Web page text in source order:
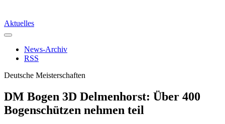
Aktuelles
News-Archiv
RSS
Deutsche Meisterschaften
DM Bogen 3D Delmenhorst: Über 400
Bogenschützen nehmen teil